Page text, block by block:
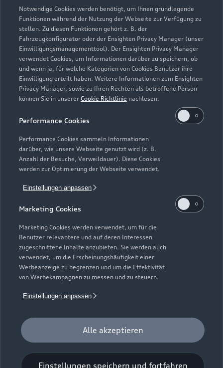
Notwendige Cookies werden benötigt, um Ihnen grundlegende
Funktionen während der Nutzung der Webseite zur Verfügung zu
stellen. Zu diesen Funktionen gehört z. B. der
Fahrzeugkonfigurator oder der Ensighten Privacy Manager (unser
Einwilligungsmanagementtool). Der Ensighten Privacy Manager
verwendet Cookies, um Informationen darüber zu speichern, ob
und wenn ja, für welche Kategorien von Cookies Benutzer ihre
Einwilligung erteilt haben. Weitere Informationen zum Ensighten
Privacy Manager, sowie zu Ihren Rechten als betroffene Person
können Sie in unserer Cookie Richtlinie nachlesen.
Performance Cookies
Performance Cookies sammeln Informationen
darüber, wie unsere Webseite genutzt wird (z. B.
Anzahl der Besuche, Verweildauer). Diese Cookies
werden zur Optimierung der Webseite verwendet.
Einstellungen anpassen
Marketing Cookies
Marketing Cookies werden verwendet, um für die
Benutzer relevantere und auf deren Interessen
zugeschnittene Inhalte anzubieten. Sie werden auch
verwendet, um die Erscheinungshäufigkeit einer
Werbeanzeige zu begrenzen und um die Effektivität
von Werbekampagnen zu messen und zu steuern.
Einstellungen anpassen
Alle akzeptieren
Einstellungen speichern und fortfahren
Zweigniederlassung der Volkswagen Leasing GmbH,
Braunschweig. Nur für Audi Werksdienstwagen und Audi
Mietfahrzeuge mit einer Audi Anschlussgarantie bis zu einem
Fahrzeugalter von 24 Monaten und 30.000 km
Gesamtfahrleistung (Stichtag: Datum der Ummeldung auf den
neuen Gebrauchtwagenkunden). Für private und gewerbliche
Einzelabnehmer sowie ausge wählte Sonderabnehmer.
Junge Gebrauchtwagen sind ehemalige Audi Mietfahrzeuge
(AMF) oder Audi Werksdienstwagen (WDW) der AUDI AG mit
einem Fahrzeugalter von max. 24 Monaten nach
werden. Ausgenommen hiervon sind händlereigene
Mietfahrzeuge der Marke Audi, die in der Erstverwendung über
externe Mietwagengesellschaften wie bspw. EURO-Leasing
unter https://www.audi.de/junge-gebrauchtwagen.
Audi Anschlussgarantie bereits enthalten in Audi
Werksdienstwagen und Audi Mietfahrzeugen gemäß
Bedingungen der AUDI AG, Ingolstadt.
Versicherungsleistungen werden durch den Audi
VersicherungsService, Zweigniederlassung der Volkswagen
Versicherungsdienst GmbH, Gifhorner Str. 57, 38112
Braunschweig, vermittelt und von der Volkswagen
als Risikoträger erbracht. Gültig für Privatkunden und
gewerbliche Einzelabnehmer, die einen Pkw (ohne Vermietung)
zulassen. In Kombination mit Leasing nur für Privatkunden
erhältlich. Maßgeblich sind die Versicherungsbedingungen und
Zusatzvereinbarungen der Volkswagen Autoversicherung AG.